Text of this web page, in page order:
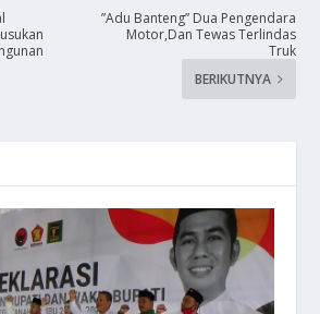
​”Adu Banteng” Dua Pengendara
Motor,Dan Tewas Terlindas
Truk
BERIKUTNYA